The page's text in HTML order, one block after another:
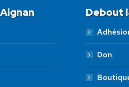
Debout
Don